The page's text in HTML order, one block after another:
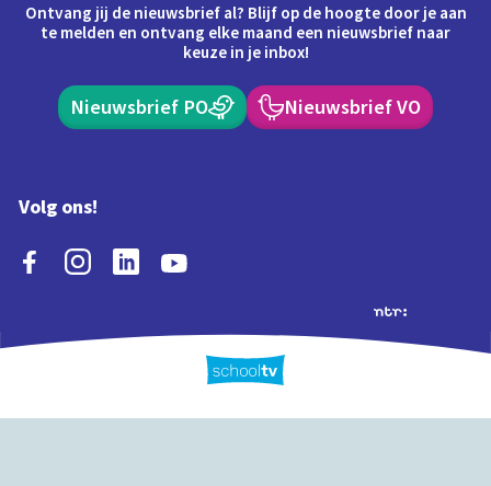
Ontvang jij de nieuwsbrief al? Blijf op de hoogte door je aan
te melden en ontvang elke maand een nieuwsbrief naar
keuze in je inbox!
Nieuwsbrief PO Nieuwsbrief VO
Volg ons!